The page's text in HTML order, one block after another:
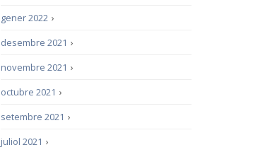
›
gener 2022
›
desembre 2021
›
novembre 2021
›
octubre 2021
›
setembre 2021
›
juliol 2021